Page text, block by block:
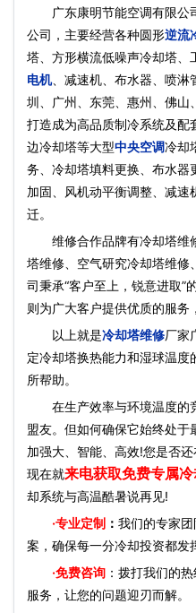
广东康明节能空调有限公
公司，主要经营各种圆形逆流
塔、方形横流低噪声冷却塔、
电机、减速机、布水器、喷淋
圳、广州、东莞、惠州、佛山
打造成为高品质制冷系统及配
边冷却塔等大型中央空调冷却
务、冷却塔填料更换、布水器
加固、风机动平衡调整、减
迁。
维修合作品牌有冷却塔维
塔维修、空气研究冷却塔维修
司秉承“客户至上，锐意进取”
则为广大客户提供优质的服务
以上就是冷却塔维修厂家
定冷却塔换热能力和湿球温
所帮助。
在生产效率与环境温度的
盟友。但如何确保它始终处于
加强大、智能、高效!您是否
现在就来电获取免费专属
却系统与高温酷暑说再见!
·专业定制 ： 我们的专家
案，确保每一分冷却投资都发
·免费咨询 ：拨打我们的
服务，让您的问题迎刃而解。